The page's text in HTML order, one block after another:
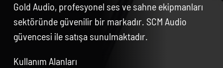
Gold Audio, profesyonel ses ve sahne ekipmanları
sektöründe güvenilir bir markadır. SCM Audio
güvencesi ile satışa sunulmaktadır.
Kullanım Alanları